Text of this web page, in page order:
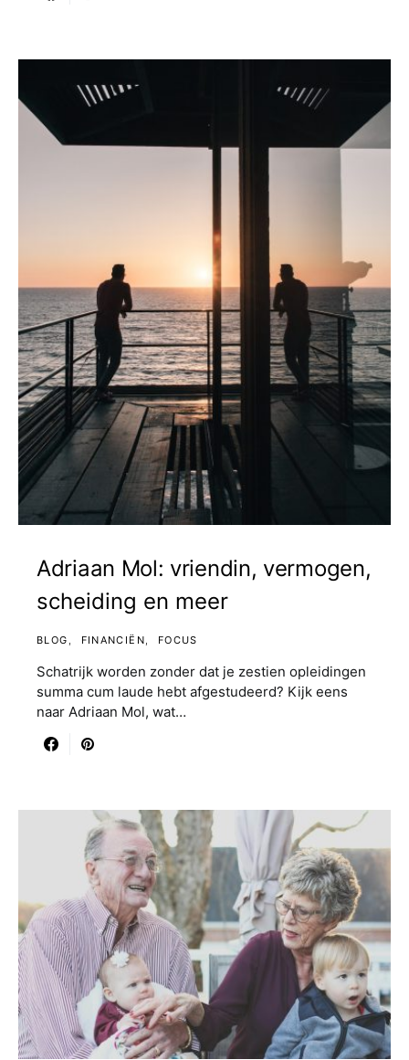
Adriaan Mol: vriendin, vermogen,
scheiding en meer
BLOG FINANCIËN FOCUS
Schatrijk worden zonder dat je zestien opleidingen
summa cum laude hebt afgestudeerd? Kijk eens
naar Adriaan Mol, wat…